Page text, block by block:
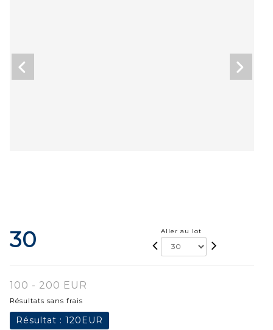
30 Aller au lot
100 - 200 EUR
Résultats sans frais
Résultat : 120EUR